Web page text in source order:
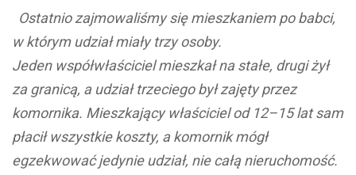
Ostatnio zajmowaliśmy się mieszkaniem po babci,
w którym udział miały trzy osoby.
Jeden współwłaściciel mieszkał na stałe, drugi żył
za granicą, a udział trzeciego był zajęty przez
komornika. Mieszkający właściciel od 12–15 lat sam
płacił wszystkie koszty, a komornik mógł
egzekwować jedynie udział, nie całą nieruchomość.